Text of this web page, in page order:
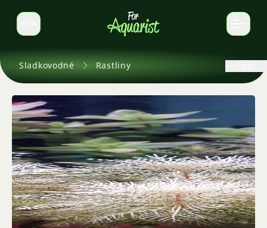
Prepnúť jazyk
Sladkovodné Rastliny